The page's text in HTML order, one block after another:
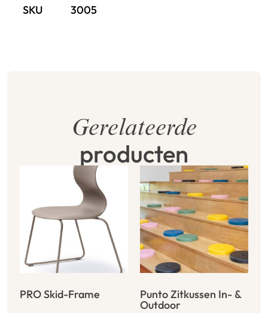
SKU 3005
Gerelateerde
producten
PRO Skid-Frame Punto Zitkussen In- &
Outdoor